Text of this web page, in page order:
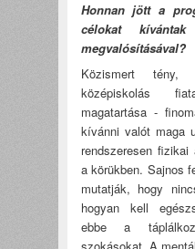
Honnan jött a
célokat
megvalósításával?
Közismert tény,
középiskolás
magatartása -
kívánni valót maga
rendszeresen
a körükben. Sajnos
mutatják, hogy
hogyan kell
ebbe a